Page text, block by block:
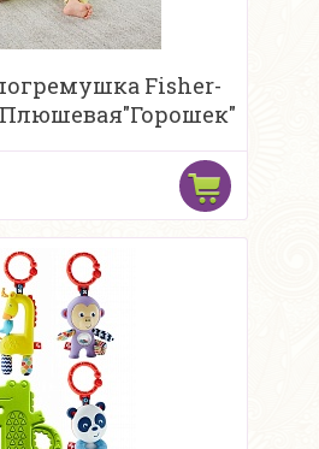
Fisher-
Плюшевая"Горошек"